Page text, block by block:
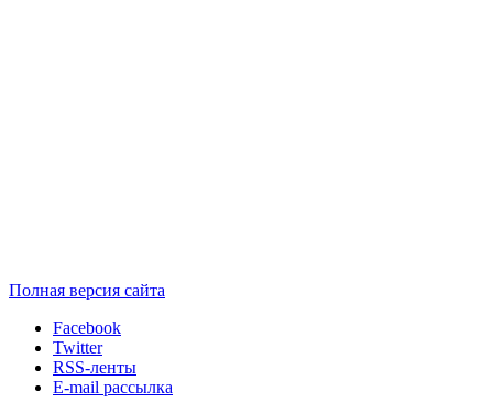
Полная версия сайта
Facebook
Twitter
RSS-ленты
E-mail рассылка